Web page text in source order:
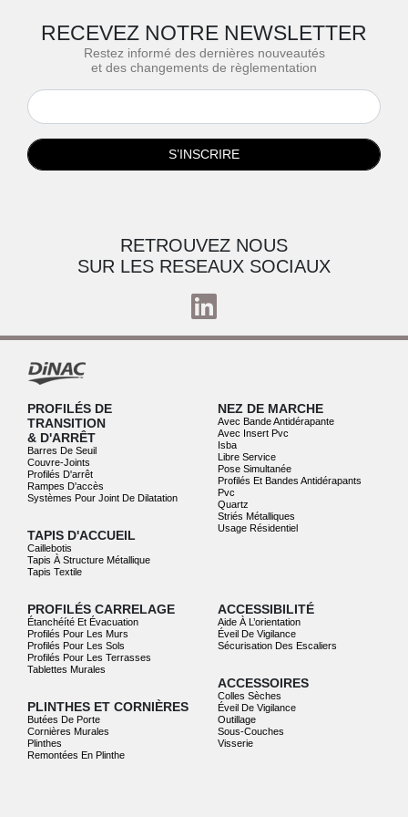
RECEVEZ NOTRE NEWSLETTER
Restez informé des dernières nouveautés
et des changements de règlementation
S’INSCRIRE
RETROUVEZ NOUS
SUR LES RESEAUX SOCIAUX
PROFILÉS DE
TRANSITION
& D'ARRÊT
Barres De Seuil
Couvre-Joints
Profilés D'arrêt
Rampes D'accès
Systèmes Pour Joint De Dilatation
TAPIS D'ACCUEIL
Caillebotis
Tapis À Structure Métallique
Tapis Textile
NEZ DE MARCHE
Avec Bande Antidérapante
Avec Insert Pvc
Isba
Libre Service
Pose Simultanée
Profilés Et Bandes Antidérapants
Pvc
Quartz
Striés Métalliques
Usage Résidentiel
PROFILÉS CARRELAGE
Étanchéíté Et Évacuation
Profilés Pour Les Murs
Profilés Pour Les Sols
Profilés Pour Les Terrasses
Tablettes Murales
PLINTHES ET CORNIÈRES
Butées De Porte
Cornières Murales
Plinthes
Remontées En Plinthe
ACCESSIBILITÉ
Aide À L’orientation
Éveil De Vigilance
Sécurisation Des Escaliers
ACCESSOIRES
Colles Sèches
Éveil De Vigilance
Outillage
Sous-Couches
Visserie